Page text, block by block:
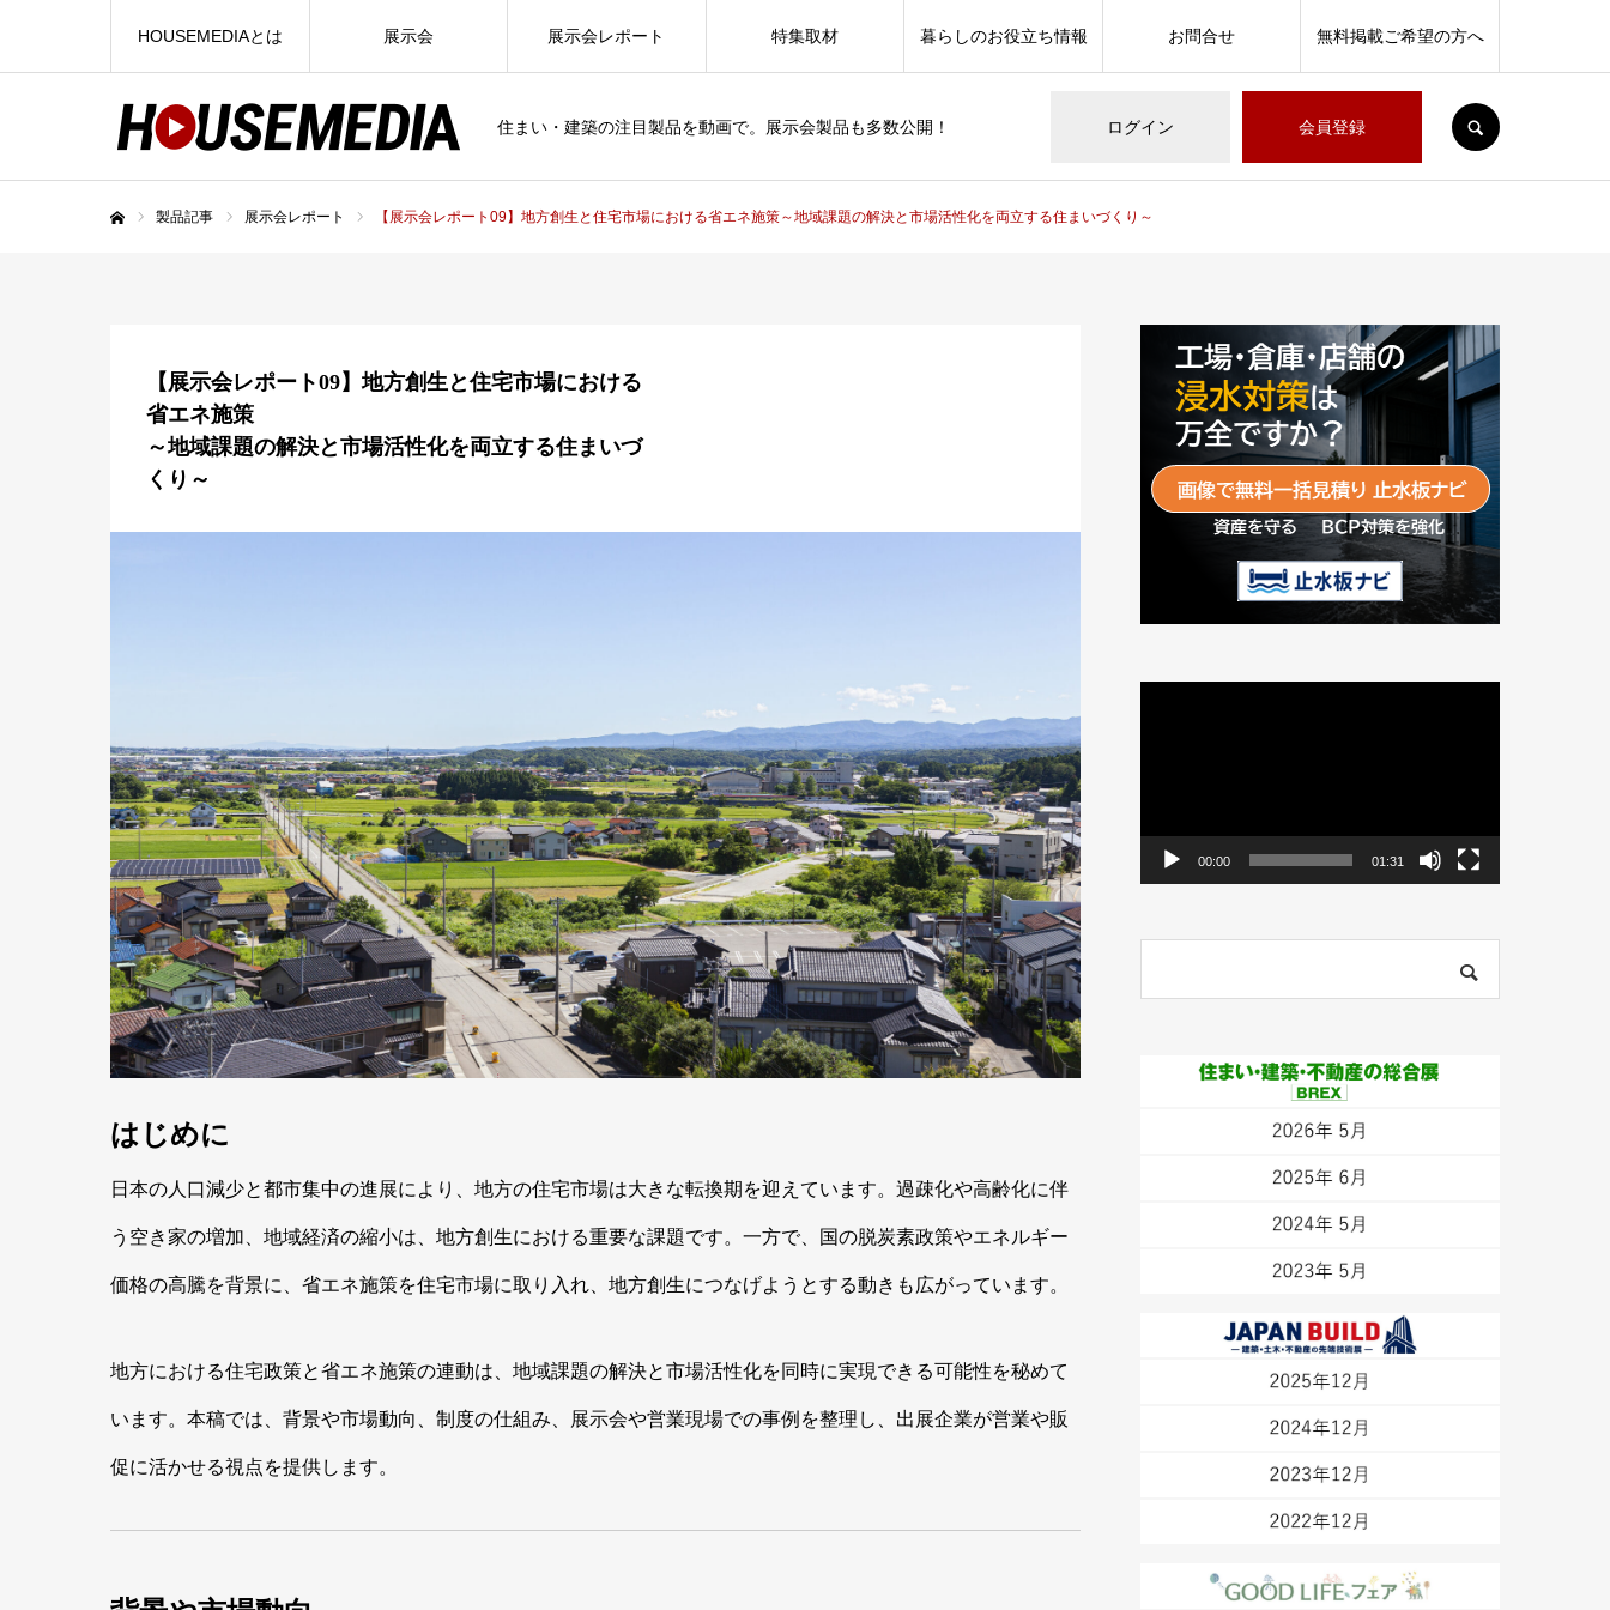
住まい・建築の注目製品を動画で。展示会製品も多数公開！ ログイン 会員登録
HOUSEMEDIAとは 展示会 展示会レポート 特集取材 暮らしのお役立ち情報 お問合せ 無料掲載ご希望の方へ
製品記事 展示会レポート 【展示会レポート09】地方創生と住宅市場における省エネ施策～地域課題の解決と市場活性化を両立する住まいづくり～
【展示会レポート09】地方創生と住宅市場における
省エネ施策
～地域課題の解決と市場活性化を両立する住まいづ
くり～
はじめに
日本の人口減少と都市集中の進展により、地方の住宅市場は大きな転換期を迎えています。過疎化や高齢化に伴
う空き家の増加、地域経済の縮小は、地方創生における重要な課題です。一方で、国の脱炭素政策やエネルギー
価格の高騰を背景に、省エネ施策を住宅市場に取り入れ、地方創生につなげようとする動きも広がっています。
地方における住宅政策と省エネ施策の連動は、地域課題の解決と市場活性化を同時に実現できる可能性を秘めて
います。本稿では、背景や市場動向、制度の仕組み、展示会や営業現場での事例を整理し、出展企業が営業や販
促に活かせる視点を提供します。
00:00 01:31